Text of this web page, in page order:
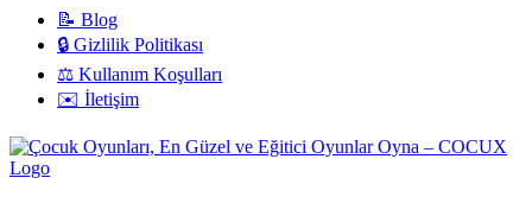
📝 Blog
🔒 Gizlilik Politikası
⚖️ Kullanım Koşulları
✉️ İletişim